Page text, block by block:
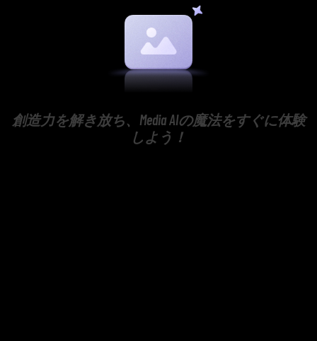
創造力を解き放ち、Media AIの魔法をすぐに体験
しよう！